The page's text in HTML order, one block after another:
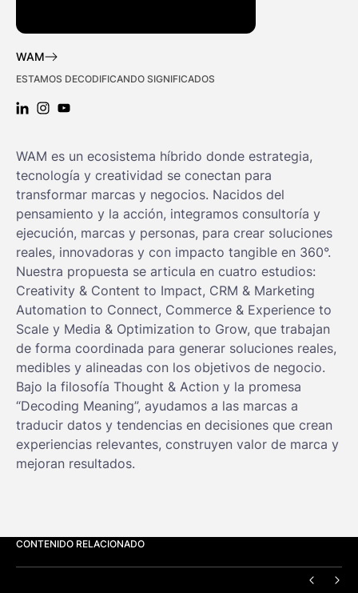
WAM
ESTAMOS DECODIFICANDO SIGNIFICADOS
LINKEDIN: WAM
INSTAGRAM: WAM
YOUTUBE: WAM
WAM es un ecosistema híbrido donde estrategia,
tecnología y creatividad se conectan para
transformar marcas y negocios. Nacidos del
pensamiento y la acción, integramos consultoría y
ejecución, marcas y personas, para crear soluciones
reales, innovadoras y con impacto tangible en 360°.
Nuestra propuesta se articula en cuatro estudios:
Creativity & Content to Impact, CRM & Marketing
Automation to Connect, Commerce & Experience to
Scale y Media & Optimization to Grow, que trabajan
de forma coordinada para generar soluciones reales,
medibles y alineadas con los objetivos de negocio.
Bajo la filosofía Thought & Action y la promesa
“Decoding Meaning”, ayudamos a las marcas a
traducir datos y tendencias en decisiones que crean
experiencias relevantes, construyen valor de marca y
mejoran resultados.
CONTENIDO RELACIONADO